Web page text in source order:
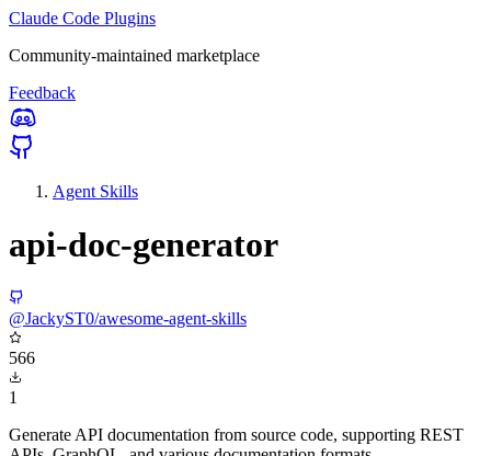
Claude Code Plugins
Community-maintained marketplace
Feedback
Agent Skills
api-doc-generator
@JackyST0/awesome-agent-skills
566
1
Generate API documentation from source code, supporting REST